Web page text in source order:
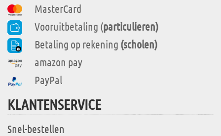
MasterCard
Vooruitbetaling (particulieren)
Betaling op rekening (scholen)
amazon pay
PayPal
KLANTENSERVICE
Snel-bestellen